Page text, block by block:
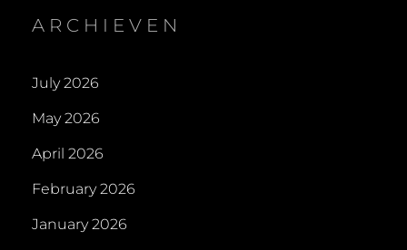
ARCHIEVEN
July 2026
May 2026
April 2026
February 2026
January 2026